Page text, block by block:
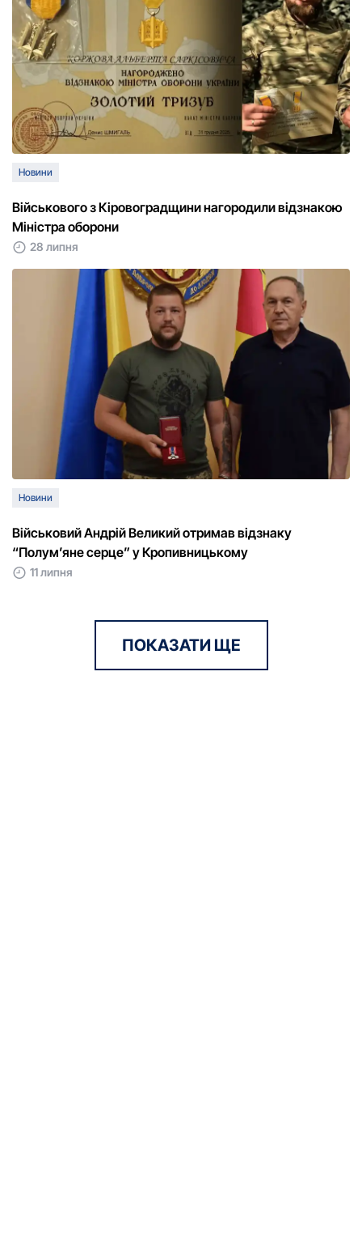
Новини
Військового з Кіровоградщини нагородили відзнакою
Міністра оборони
28 липня
Новини
Військовий Андрій Великий отримав відзнаку
“Полум’яне серце” у Кропивницькому
11 липня
ПОКАЗАТИ ЩЕ